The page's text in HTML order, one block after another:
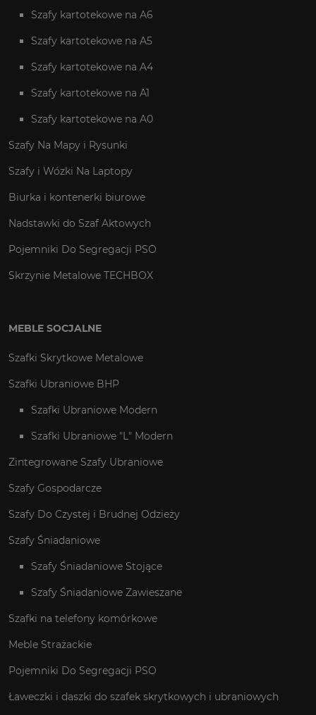
Szafy kartotekowe na A6
Szafy kartotekowe na A5
Szafy kartotekowe na A4
Szafy kartotekowe na A1
Szafy kartotekowe na A0
Szafy Na Mapy i Rysunki
Szafy i Wózki Na Laptopy
Biurka i kontenerki biurowe
Nadstawki do Szaf Aktowych
Pojemniki Do Segregacji PSO
Skrzynie Metalowe TECHBOX
MEBLE SOCJALNE
Szafki Skrytkowe Metalowe
Szafki Ubraniowe BHP
Szafki Ubraniowe Modern
Szafki Ubraniowe "L" Modern
Zintegrowane Szafy Ubraniowe
Szafy Gospodarcze
Szafy Do Czystej i Brudnej Odzieży
Szafy Śniadaniowe
Szafy Śniadaniowe Stojące
Szafy Śniadaniowe Zawieszane
Szafki na telefony komórkowe
Meble Strażackie
Pojemniki Do Segregacji PSO
Ławeczki i daszki do szafek skrytkowych i ubraniowych